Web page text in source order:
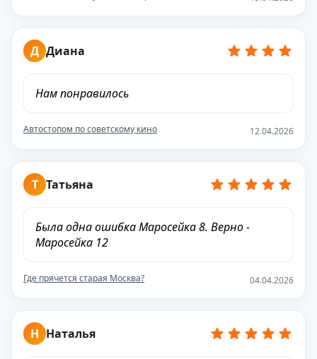
Д Диана
Нам понравилось
Автостопом по советскому кино 12.04.2026
Т Татьяна
Была одна ошибка Маросейка 8. Верно -
Маросейка 12
Где прячется старая Москва? 04.04.2026
Н Наталья